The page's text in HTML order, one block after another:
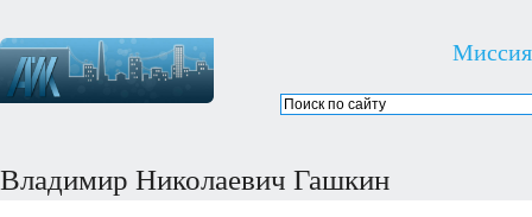
Миссия
Владимир Николаевич Гашкин